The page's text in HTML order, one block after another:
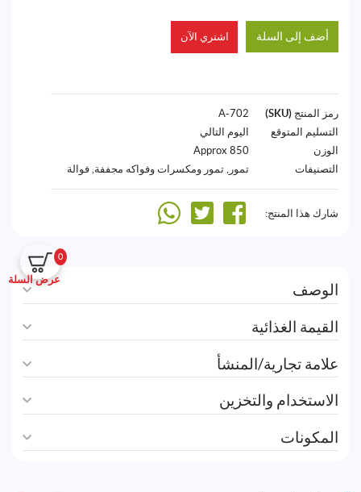
0
عرض السلة
أضف إلى السلة اشتري الآن
رمز المنتج (SKU)
702-A
التسليم المتوقع
اليوم التالي
الوزن
850 Approx
التصنيفات
تمور , تمور ومكسرات وفواكه مجففة, فوالة
شارك هذا المنتج:
الوصف
القيمة الغذائية
علامة تجارية/المنشأ
الاستخدام والتخزين
المكونات